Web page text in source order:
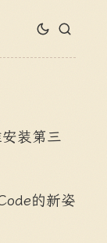
装第三
的新姿